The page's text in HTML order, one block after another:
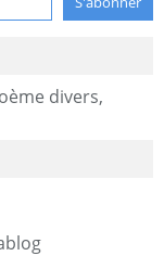
divers,